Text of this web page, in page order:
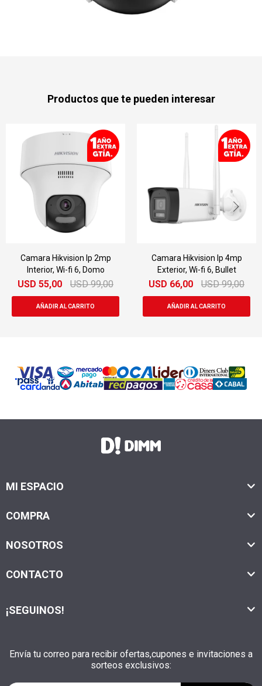
Productos que te pueden interesar
Camara Hikvision Ip 2mp
Interior, Wi-fi 6, Domo
USD 55,00 USD 99,00
Camara Hikvision Ip 4mp
Exterior, Wi-fi 6, Bullet
USD 66,00 USD 99,00
MI ESPACIO
COMPRA
NOSOTROS
CONTACTO
Envía tu correo para recibir ofertas,cupones e invitaciones a
sorteos exclusivos:
¡SEGUINOS!